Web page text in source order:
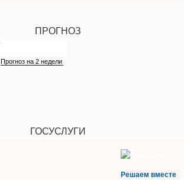
ПРОГНОЗ
ГОСУСЛУГИ
Решаем вместе